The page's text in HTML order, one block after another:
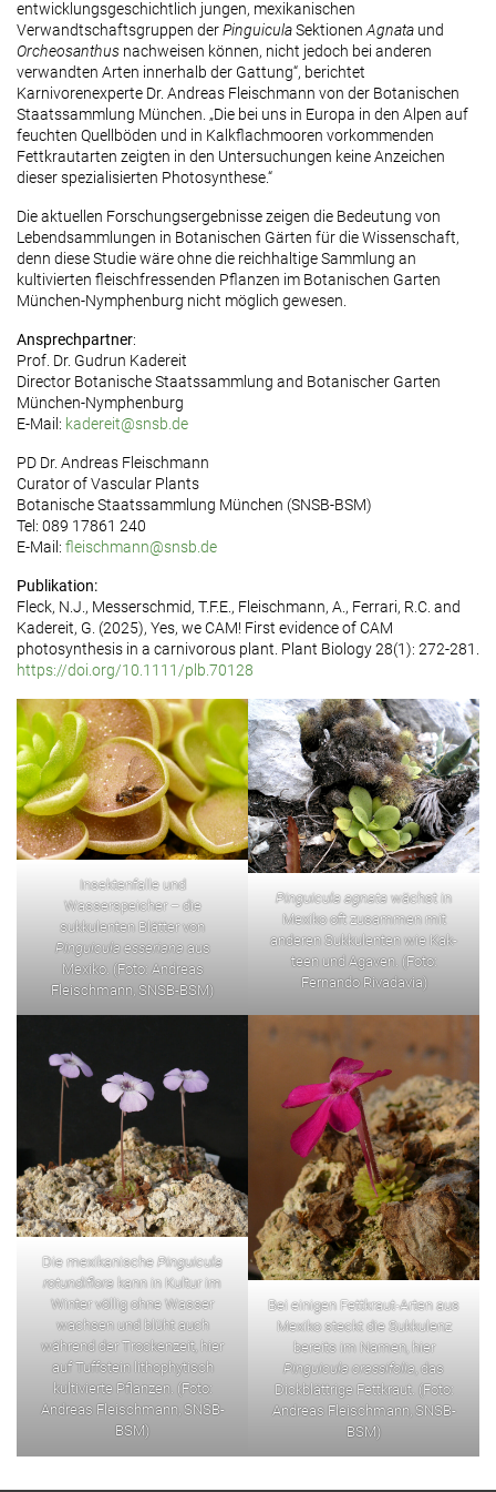
entwicklungsgeschichtlich jungen, mexikanischen
Verwandtschaftsgruppen derPinguiculaSektionen Agnata und
Orcheosanthus nachweisen können, nicht jedoch bei anderen
verwandten Arten innerhalb der Gattung“, berichtet
Karnivorenexperte Dr. Andreas Fleischmann von der Botanischen
Staatssammlung München. „Die bei uns in Europa in den Alpen auf
feuchten Quellböden und in Kalkflachmooren vorkommenden
Fettkrautarten zeigten in den Untersuchungen keine Anzeichen
dieser spezialisierten Photosynthese.“
Die aktuellen Forschungsergebnisse zeigen die Bedeutung von
Lebendsammlungen in Botanischen Gärten für die Wissenschaft,
denn diese Studie wäre ohne die reichhaltige Sammlung an
kultivierten fleischfressenden Pflanzen im Botanischen Garten
München-Nymphenburg nicht möglich gewesen.
Ansprechpartner:
Prof. Dr. Gudrun Kadereit
Director Botanische Staatssammlung and Botanischer Garten
München-Nymphenburg
E-Mail: kadereit@snsb.de
PD Dr. Andreas Fleischmann
Curator of Vascular Plants
Botanische Staatssammlung München (SNSB-BSM)
Tel: 089 17861 240
E-Mail: fleischmann@snsb.de
Publikation:
Fleck, N.J., Messerschmid, T.F.E., Fleischmann, A., Ferrari, R.C. and
Kadereit, G. (2025), Yes, we CAM! First evidence of CAM
photosynthesis in a carnivorous plant. Plant Biology 28(1): 272-281.
https://doi.org/10.1111/plb.70128
Insektenfalle und
Wasserspeicher – die
sukkulenten Blätter von
Pinguicula esserianaaus
Mexiko. (Foto: Andreas
Fleischmann, SNSB-BSM)
Pinguicula agnata wächst in
Mexiko oft zusammen mit
anderen Sukkulenten wie Kak-
teen und Agaven. (Foto:
Fernando Rivadavia)
Die mexikanische Pinguicula
rotundiflora kann in Kultur im
Winter völlig ohne Wasser
wachsen und blüht auch
während der Trockenzeit, hier
auf Tuffstein lithophytisch
kultivierte Pflanzen. (Foto:
Andreas Fleischmann, SNSB-
BSM)
Bei einigen Fettkraut-Arten aus
Mexiko steckt die Sukkulenz
bereits im Namen, hier
Pinguicula crassifolia , das
Dickblättrige Fettkraut. (Foto:
Andreas Fleischmann, SNSB-
BSM)